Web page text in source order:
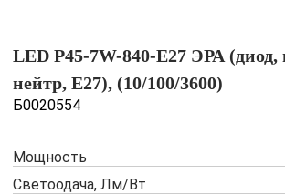
LED P45-7W-840-E27 ЭРА (диод,
нейтр, E27), (10/100/3600)
Б0020554
Мощность
Светоодача, Лм/Вт